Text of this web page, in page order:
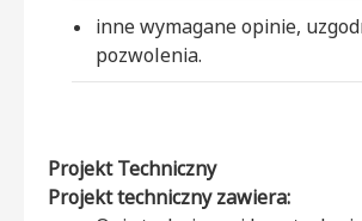
inne wymagane opinie,
pozwolenia.
Projekt Techniczny
Projekt techniczny zawiera: